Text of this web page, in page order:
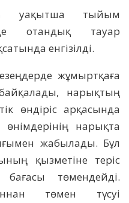
уақытша тыйым
отандық тауар
енгізілді.
жұмыртқаға
нарықтың
өндіріс арқасында
нарықта
жабылады. Бұл
қызметіне теріс
төмендейді.
төмен түсуі